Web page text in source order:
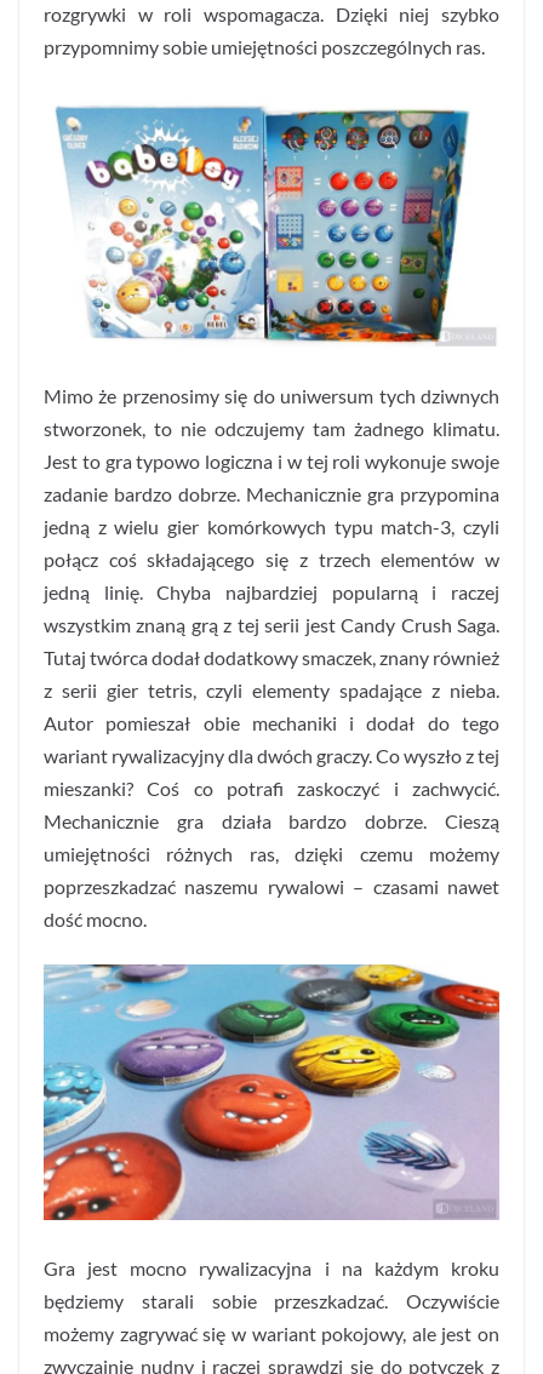
rozgrywki w roli wspomagacza. Dzięki niej szybko
przypomnimy sobie umiejętności poszczególnych ras.
Mimo że przenosimy się do uniwersum tych dziwnych
stworzonek, to nie odczujemy tam żadnego klimatu.
Jest to gra typowo logiczna i w tej roli wykonuje swoje
zadanie bardzo dobrze. Mechanicznie gra przypomina
jedną z wielu gier komórkowych typu match-3, czyli
połącz coś składającego się z trzech elementów w
jedną linię. Chyba najbardziej popularną i raczej
wszystkim znaną grą z tej serii jest Candy Crush Saga.
Tutaj twórca dodał dodatkowy smaczek, znany również
z serii gier tetris, czyli elementy spadające z nieba.
Autor pomieszał obie mechaniki i dodał do tego
wariant rywalizacyjny dla dwóch graczy. Co wyszło z tej
mieszanki? Coś co potrafi zaskoczyć i zachwycić.
Mechanicznie gra działa bardzo dobrze. Cieszą
umiejętności różnych ras, dzięki czemu możemy
poprzeszkadzać naszemu rywalowi – czasami nawet
dość mocno.
Gra jest mocno rywalizacyjna i na każdym kroku
będziemy starali sobie przeszkadzać. Oczywiście
możemy zagrywać się w wariant pokojowy, ale jest on
zwyczajnie nudny i raczej sprawdzi się do potyczek z